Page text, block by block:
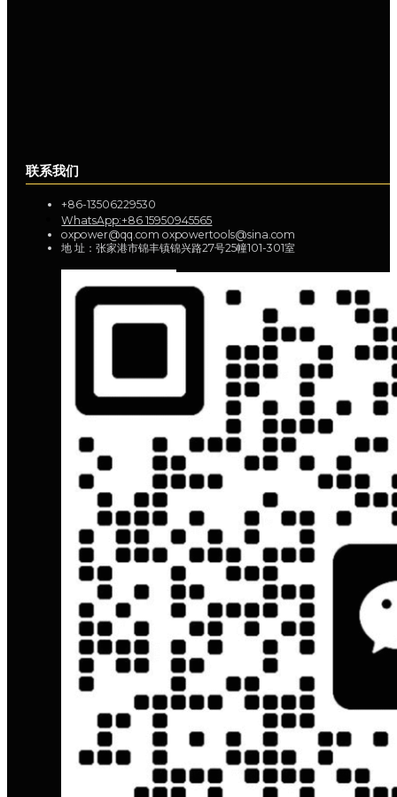
联系我们
+86-13506229530
WhatsApp:+86 15950945565
oxpower@qq.com oxpowertools@sina.com
地 址：张家港市锦丰镇锦兴路27号25幢101-301室